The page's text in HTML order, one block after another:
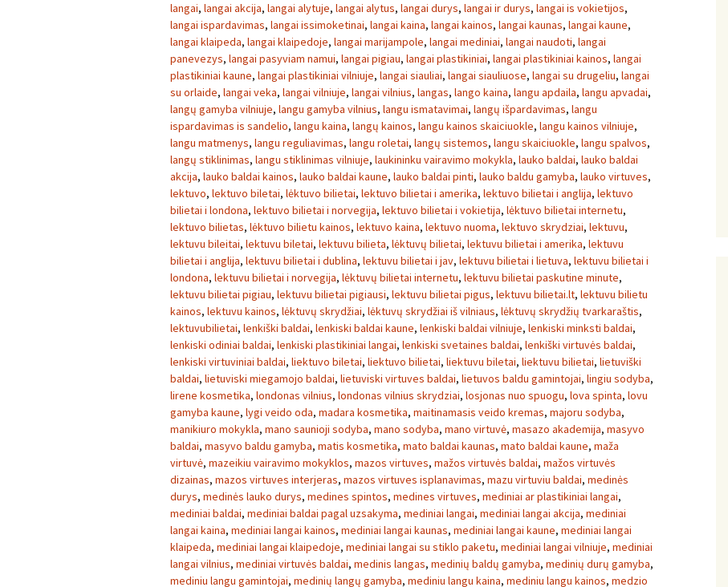
langai, langai akcija, langai alytuje, langai alytus, langai durys, langai ir durys, langai is vokietijos,
langai ispardavimas, langai issimoketinai, langai kaina, langai kainos, langai kaunas, langai kaune,
langai klaipeda, langai klaipedoje, langai marijampole, langai mediniai, langai naudoti, langai
panevezys, langai pasyviam namui, langai pigiau, langai plastikiniai, langai plastikiniai kainos, langai
plastikiniai kaune, langai plastikiniai vilniuje, langai siauliai, langai siauliuose, langai su drugeliu, langai
su orlaide, langai veka, langai vilniuje, langai vilnius, langas, lango kaina, langu apdaila, langu apvadai,
langų gamyba vilniuje, langu gamyba vilnius, langu ismatavimai, langų išpardavimas, langu
ispardavimas is sandelio, langu kaina, langų kainos, langu kainos skaiciuokle, langu kainos vilniuje,
langu matmenys, langu reguliavimas, langu roletai, langų sistemos, langu skaiciuokle, langu spalvos,
langų stiklinimas, langu stiklinimas vilniuje, laukininku vairavimo mokykla, lauko baldai, lauko baldai
akcija, lauko baldai kainos, lauko baldai kaune, lauko baldai pinti, lauko baldu gamyba, lauko virtuves,
lektuvo, lektuvo biletai, lėktuvo bilietai, lektuvo bilietai i amerika, lektuvo bilietai i anglija, lektuvo
bilietai i londona, lektuvo bilietai i norvegija, lektuvo bilietai i vokietija, lėktuvo bilietai internetu,
lektuvo bilietas, lėktuvo bilietu kainos, lektuvo kaina, lektuvo nuoma, lektuvo skrydziai, lektuvu,
lektuvu bileitai, lektuvu biletai, lektuvu bilieta, lėktuvų bilietai, lektuvu bilietai i amerika, lektuvu
bilietai i anglija, lektuvu bilietai i dublina, lektuvu bilietai i jav, lektuvu bilietai i lietuva, lektuvu bilietai i
londona, lektuvu bilietai i norvegija, lėktuvų bilietai internetu, lektuvu bilietai paskutine minute,
lektuvu bilietai pigiau, lektuvu bilietai pigiausi, lektuvu bilietai pigus, lektuvu bilietai.lt, lektuvu bilietu
kainos, lektuvu kainos, lėktuvų skrydžiai, lėktuvų skrydžiai iš vilniaus, lėktuvų skrydžių tvarkaraštis,
lektuvubilietai, lenkiški baldai, lenkiski baldai kaune, lenkiski baldai vilniuje, lenkiski minksti baldai,
lenkiski odiniai baldai, lenkiski plastikiniai langai, lenkiski svetaines baldai, lenkiški virtuvės baldai,
lenkiski virtuviniai baldai, liektuvo biletai, liektuvo bilietai, liektuvu biletai, liektuvu bilietai, lietuviški
baldai, lietuviski miegamojo baldai, lietuviski virtuves baldai, lietuvos baldu gamintojai, lingiu sodyba,
lirene kosmetika, londonas vilnius, londonas vilnius skrydziai, losjonas nuo spuogu, lova spinta, lovu
gamyba kaune, lygi veido oda, madara kosmetika, maitinamasis veido kremas, majoru sodyba,
manikiuro mokykla, mano saunioji sodyba, mano sodyba, mano virtuvė, masazo akademija, masyvo
baldai, masyvo baldu gamyba, matis kosmetika, mato baldai kaunas, mato baldai kaune, maža
virtuvė, mazeikiu vairavimo mokyklos, mazos virtuves, mažos virtuvės baldai, mažos virtuvės
dizainas, mazos virtuves interjeras, mazos virtuves isplanavimas, mazu virtuviu baldai, medinės
durys, medinės lauko durys, medines spintos, medines virtuves, mediniai ar plastikiniai langai,
mediniai baldai, mediniai baldai pagal uzsakyma, mediniai langai, mediniai langai akcija, mediniai
langai kaina, mediniai langai kainos, mediniai langai kaunas, mediniai langai kaune, mediniai langai
klaipeda, mediniai langai klaipedoje, mediniai langai su stiklo paketu, mediniai langai vilniuje, mediniai
langai vilnius, mediniai virtuvės baldai, medinis langas, medinių baldų gamyba, medinių durų gamyba,
mediniu langu gamintojai, medinių langų gamyba, mediniu langu kaina, mediniu langu kainos, medzio